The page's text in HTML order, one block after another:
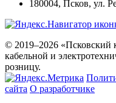
180004, Псков, ул.
© 2019–2026 «Псковский
кабельной и
розницу.
сайта О разработчике